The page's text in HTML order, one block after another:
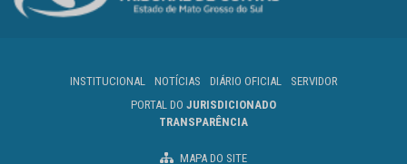
INSTITUCIONAL NOTÍCIAS DIÁRIO OFICIAL
SERVIDOR
PORTAL DO JURISDICIONADO
TRANSPARÊNCIA
MAPA DO SITE